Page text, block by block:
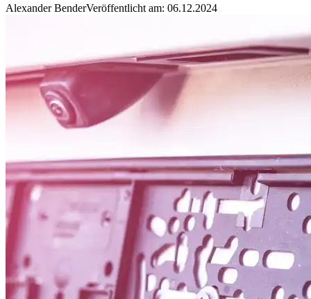
Alexander BenderVeröffentlicht am: 06.12.2024